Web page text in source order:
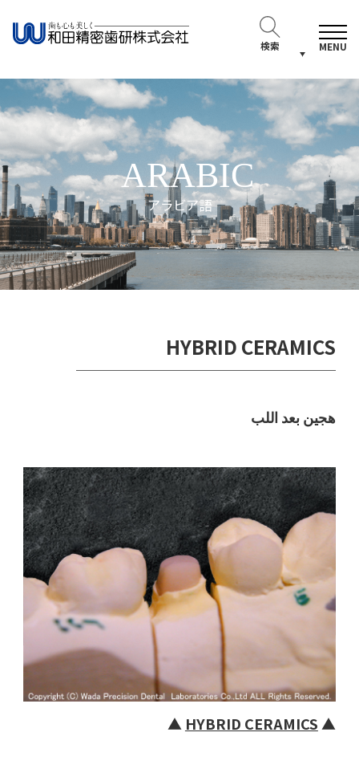
検索 MENU
ARABIC
アラビア語
HYBRID CERAMICS
￣￣￣￣￣￣￣￣￣￣￣￣￣￣￣￣￣￣
هجين بعد اللب
▲ HYBRID CERAMICS▲